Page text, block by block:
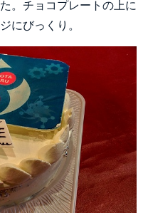
。チョコプレートの上に
にびっくり。